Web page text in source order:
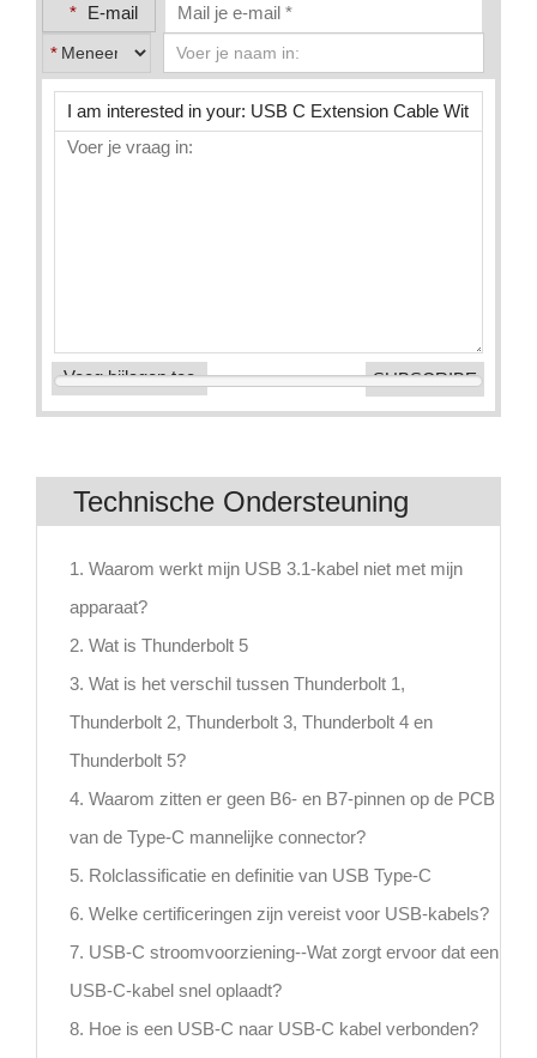
* E-mail
*
Voeg bijlagen toe
Technische Ondersteuning
1. Waarom werkt mijn USB 3.1-kabel niet met mijn
apparaat?
2. Wat is Thunderbolt 5
3. Wat is het verschil tussen Thunderbolt 1,
Thunderbolt 2, Thunderbolt 3, Thunderbolt 4 en
Thunderbolt 5?
4. Waarom zitten er geen B6- en B7-pinnen op de PCB
van de Type-C mannelijke connector?
5. Rolclassificatie en definitie van USB Type-C
6. Welke certificeringen zijn vereist voor USB-kabels?
7. USB-C stroomvoorziening--Wat zorgt ervoor dat een
USB-C-kabel snel oplaadt?
8. Hoe is een USB-C naar USB-C kabel verbonden?